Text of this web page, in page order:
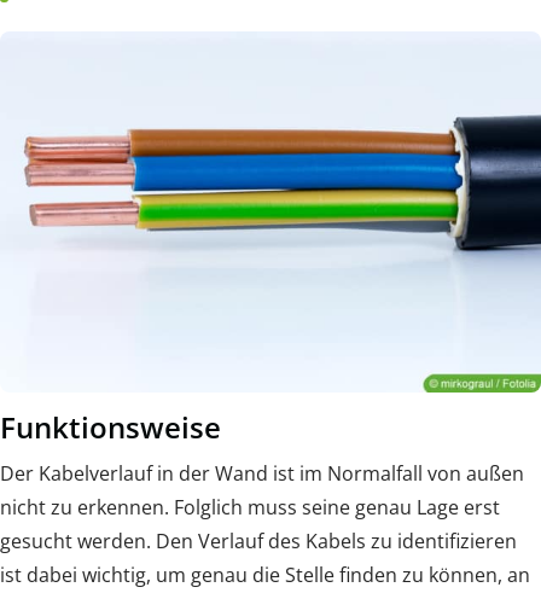
Funktionsweise
Der Kabelverlauf in der Wand ist im Normalfall von außen
nicht zu erkennen. Folglich muss seine genau Lage erst
gesucht werden. Den Verlauf des Kabels zu identifizieren
ist dabei wichtig, um genau die Stelle finden zu können, an